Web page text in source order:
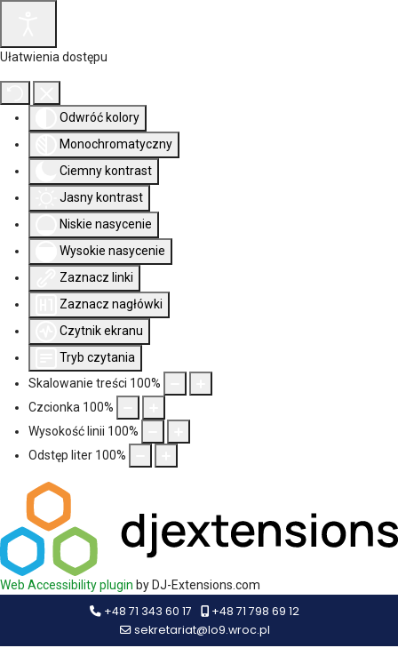
Ułatwienia dostępu
Odwróć kolory
Monochromatyczny
Ciemny kontrast
Jasny kontrast
Niskie nasycenie
Wysokie nasycenie
Zaznacz linki
Zaznacz nagłówki
Czytnik ekranu
Tryb czytania
Skalowanie treści 100%
Czcionka 100%
Wysokość linii 100%
Odstęp liter 100%
Web Accessibility plugin by DJ-Extensions.com
+48 71 343 60 17
+48 71 798 69 12
sekretariat@lo9.wroc.pl